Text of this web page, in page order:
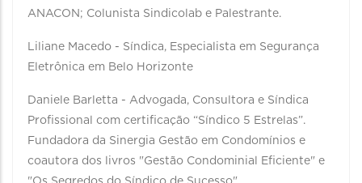
ANACON; Colunista Sindicolab e Palestrante.
Liliane Macedo - Síndica, Especialista em Segurança
Eletrônica em Belo Horizonte
Daniele Barletta - Advogada, Consultora e Síndica
Profissional com certificação “Síndico 5 Estrelas”.
Fundadora da Sinergia Gestão em Condomínios e
coautora dos livros "Gestão Condominial Eficiente" e